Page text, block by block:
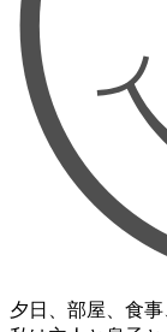
夕日、部屋、食